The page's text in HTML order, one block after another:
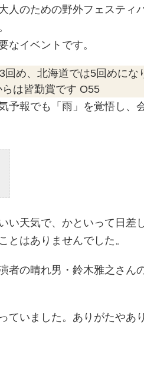
人のための野外フェスティ
なイベントです。
め、北海道では5回めにな
は皆勤賞です O55
予報でも「雨」を覚悟し、
い天気で、かといって日差
とはありませんでした。
者の晴れ男・鈴木雅之さん
ていました。ありがたやあ